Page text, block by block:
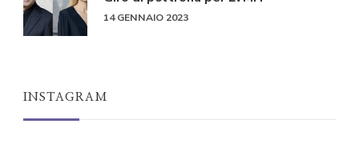
14 GENNAIO 2023
INSTAGRAM